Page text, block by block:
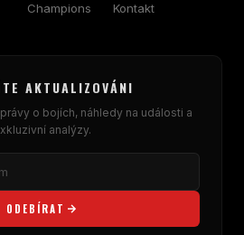
Champions
Kontakt
AKTUALIZOVÁNI
o bojích, náhledy na události a
analýzy.
ODEBÍRAT